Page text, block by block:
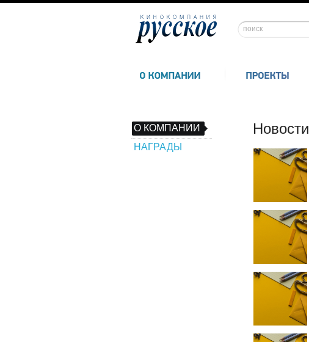
О КОМПАНИИ
НАГРАДЫ
Новости